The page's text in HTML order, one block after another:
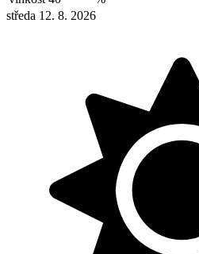
středa 12. 8. 2026